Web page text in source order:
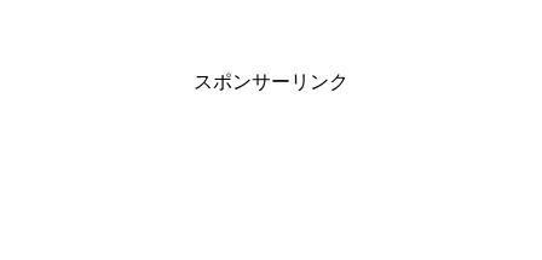
スポンサーリンク